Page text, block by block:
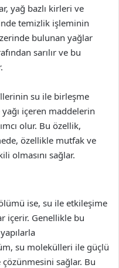
yağ bazlı kirleri ve
temizlik işleminin
bulunan yağlar
sarılır ve bu
su ile birleşme
içeren maddelerin
olur. Bu özellik,
özellikle mutfak ve
olmasını sağlar.
ise, su ile etkileşime
içerir. Genellikle bu
su molekülleri ile güçlü
sağlar. Bu